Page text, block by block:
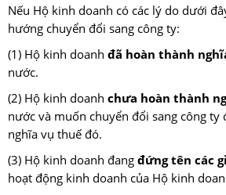
Nếu Hộ kinh doanh có các lý do dưới
hướng chuyển đổi sang công ty:
(1) Hộ kinh doanh đã hoàn thành
nước.
(2) Hộ kinh doanh chưa hoàn thành
nước và muốn chuyển đổi sang công ty
nghĩa vụ thuế đó.
(3) Hộ kinh doanh đangđứng tên các
hoạt động kinh doanh của Hộ kinh